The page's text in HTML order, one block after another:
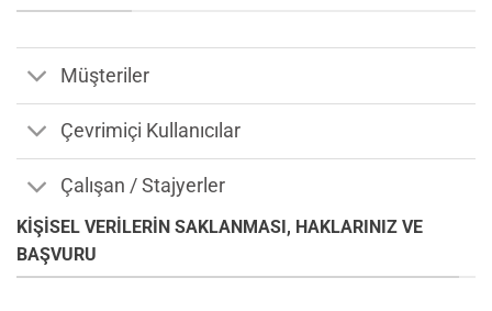
Müşteriler
Çevrimiçi Kullanıcılar
Çalışan / Stajyerler
KIŞISEL VERILERIN SAKLANMASI, HAKLARINIZ VE
BAŞVURU